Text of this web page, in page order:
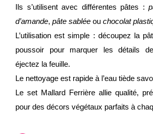
Ils s’utilisent avec différentes pâtes :
d’amande, pâte sablée ou chocolat
L’utilisation est simple : découpez la
poussoir pour marquer les détails
éjectez la feuille.
Le nettoyage est rapide à l’eau tiède
Le set Mallard Ferrière allie qualité,
pour des décors végétaux parfaits à